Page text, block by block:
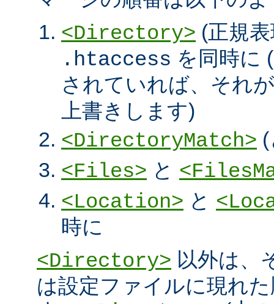
<Directory> (正規
.htaccess を同時に (
されていれば、それ
上書きします)
<DirectoryMatch>
<Files> と
<Location> と
時に
<Directory> 以外は、
は設定ファイルに現れ